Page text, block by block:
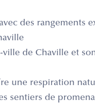
des rangements
de Chaville et
une respiration
sentiers de